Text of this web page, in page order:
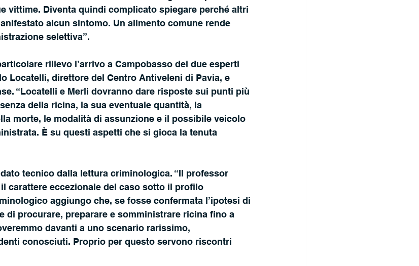
vittime. Diventa quindi complicato spiegare perché altri
alcun sintomo. Un alimento comune rende
selettiva”.
rilievo l’arrivo a Campobasso dei due esperti
Locatelli, direttore del Centro Antiveleni di Pavia, e
“Locatelli e Merli dovranno dare risposte sui punti più
della ricina, la sua eventuale quantità, la
morte, le modalità di assunzione e il possibile veicolo
È su questi aspetti che si gioca la tenuta
tecnico dalla lettura criminologica. “Il professor
carattere eccezionale del caso sotto il profilo
aggiungo che, se fosse confermata l’ipotesi di
di procurare, preparare e somministrare ricina fino a
davanti a uno scenario rarissimo,
conosciuti. Proprio per questo servono riscontri